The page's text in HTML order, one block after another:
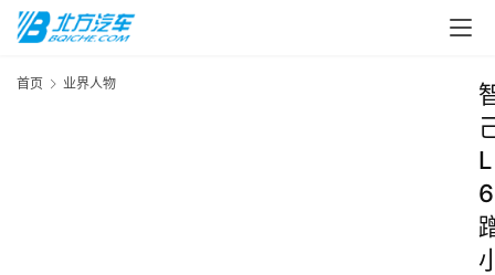
首页 业界人物
L
6